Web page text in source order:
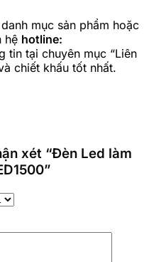
mục sản phẩm hoặc
hệ hotline:
tin tại chuyên mục “Liên
chiết khấu tốt nhất.
xét “Đèn Led làm